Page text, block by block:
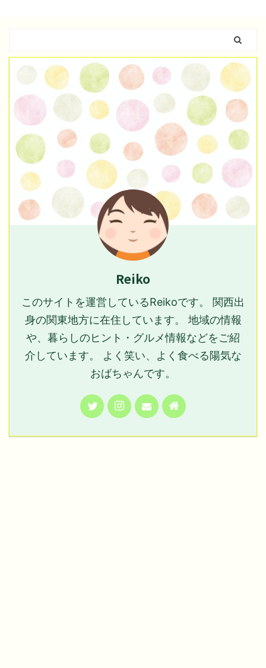
Reiko
このサイトを運営しているReikoです。 関西出
身の関東地方に在住しています。 地域の情報
や、暮らしのヒント・グルメ情報などをご紹
介しています。 よく笑い、よく食べる陽気な
おばちゃんです。